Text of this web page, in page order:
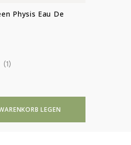
Wunschliste erstellen
ANMELDEN
Physis Eau De
(1)
LEGEN